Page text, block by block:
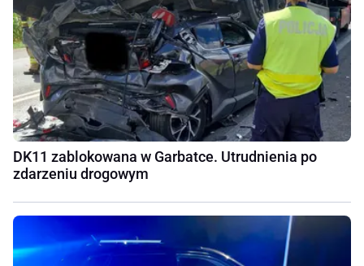
DK11 zablokowana w Garbatce. Utrudnienia po
zdarzeniu drogowym